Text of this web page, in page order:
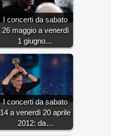
I concerti da sabato
26 maggio a venerdì
1 giugno…
I concerti da sabato
14 a venerdì 20 aprile
2012: da…